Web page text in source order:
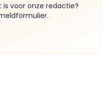
is voor onze redactie?